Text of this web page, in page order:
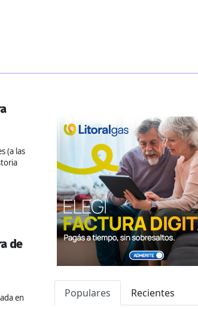
(a las
de
en
Populares Recientes